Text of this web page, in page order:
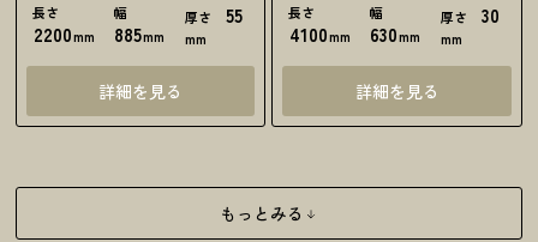
長さ
2200mm
幅
885mm
厚さ 55
mm
詳細を見る
長さ
4100mm
幅
630mm
厚さ 30
mm
詳細を見る
もっとみる